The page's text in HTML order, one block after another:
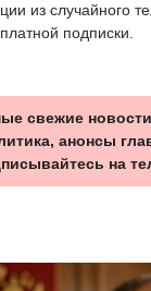
из случайного
подписки.
свежие
анонсы
на